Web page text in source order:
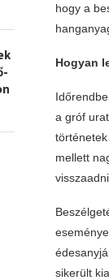
hogy a
Hogyan
a gróf
mellett
sikerült